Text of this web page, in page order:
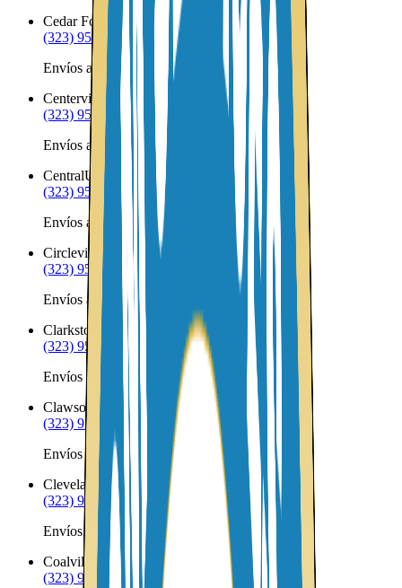
Cedar Fort
UT
(323) 953-8100
Envíos a Nicaragua desde Cedar Fort
Centerville
(323) 953-8100
Envíos a Nicaragua desde Centerville
CentralUT
(323) 953-8100
Envíos a Nicaragua desde Central
Circleville UT
(323) 953-8100
Envíos a Nicaragua desde Circleville
Clarkston
(323) 953-8100
Envíos a Nicaragua desde Clarkston
Clawson
UT
(323) 953-8100
Envíos a Nicaragua desde Clawson
Cleveland
UT
(323) 953-8100
Envíos a Nicaragua desde Cleveland
Coalville
UT
(323) 953-8100